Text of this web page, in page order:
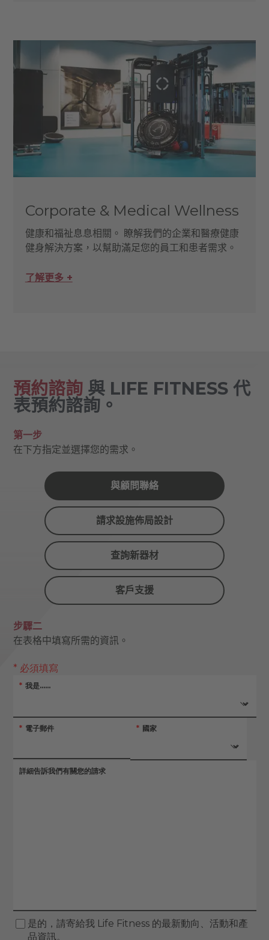
Corporate & Medical Wellness
健康和福祉息息相關。 瞭解我們的企業和醫療健康
健身解決方案，以幫助滿足您的員工和患者需求。
了解更多 +
預約諮詢與 LIFE FITNESS 代
表預約諮詢。
第一步
在下方指定並選擇您的需求。
與顧問聯絡
請求設施佈局設計
查詢新器材
客戶支援
步驟二
在表格中填寫所需的資訊。